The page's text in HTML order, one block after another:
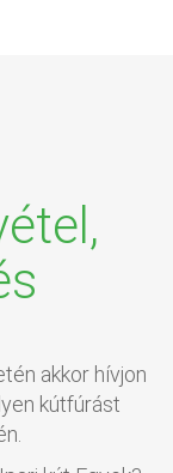
akkor hívjon
kútfúrást